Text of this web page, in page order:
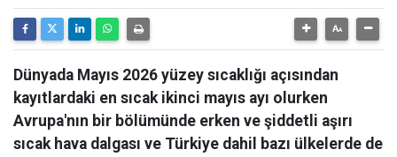
Dünyada Mayıs 2026 yüzey sıcaklığı açısından
kayıtlardaki en sıcak ikinci mayıs ayı olurken
Avrupa'nın bir bölümünde erken ve şiddetli aşırı
sıcak hava dalgası ve Türkiye dahil bazı ülkelerde de